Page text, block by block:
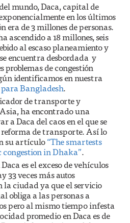
mundo, Daca, capital de
en los últimos
era de 3 millones de personas.
ascendido a 18 millones, seis
al escaso planeamiento y
encuentra desbordada y
problemas de congestión
identificamos en nuestra
para Bangladesh.
de transporte y
ha encontrado una
Daca del caos en el que se
de transporte. Así lo
su artículo“The smartests
in Dhaka”.
es el exceso de vehículos
33 veces más autos
la ciudad ya que el servicio
obliga a las personas a
pero al mismo tiempo infesta
promedio en Daca es de